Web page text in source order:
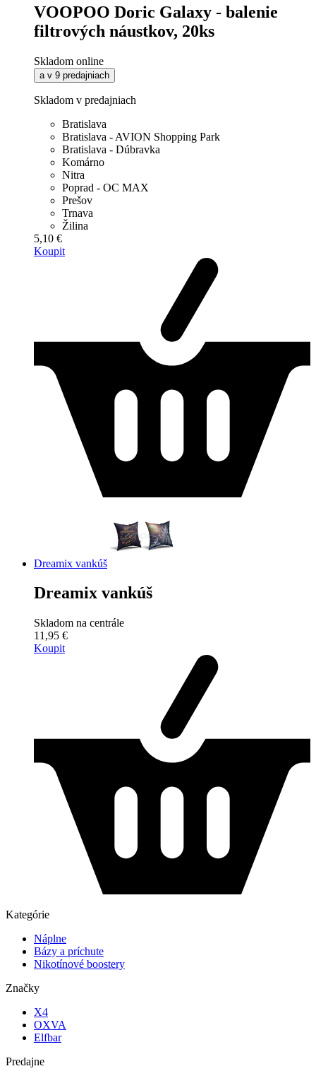
VOOPOO Doric Galaxy - balenie
filtrových náustkov, 20ks
Skladom online
a v 9 predajniach
Skladom v predajniach
Bratislava
Bratislava - AVION Shopping Park
Bratislava - Dúbravka
Komárno
Nitra
Poprad - OC MAX
Prešov
Trnava
Žilina
5,10 €
Koupit
Dreamix vankúš
Dreamix vankúš
Skladom na centrále
11,95 €
Koupit
Kategórie
Náplne
Bázy a príchute
Nikotínové boostery
Značky
X4
OXVA
Elfbar
Predajne